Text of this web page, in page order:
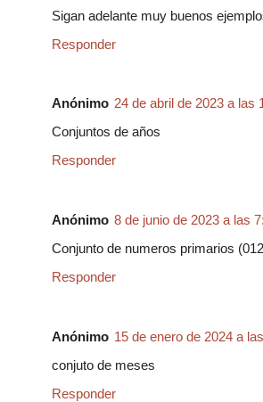
Sigan adelante muy buenos
Responder
Anónimo 24 de abril de 2023 a las
Conjuntos de años
Responder
Anónimo 8 de junio de 2023 a las
Conjunto de numeros primarios
Responder
Anónimo 15 de enero de 2024 a
conjuto de meses
Responder